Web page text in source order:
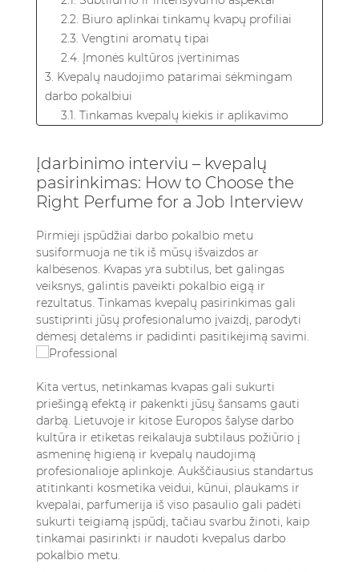
2.2. Biuro aplinkai tinkamų kvapų profiliai
2.3. Vengtini aromatų tipai
2.4. Įmonės kultūros įvertinimas
3. Kvepalų naudojimo patarimai sėkmingam
darbo pokalbiui
3.1. Tinkamas kvepalų kiekis ir aplikavimo
3.2. Laiko planavimas
3.3. Sluoksniavimo strategija
4. Dažniausios klaidos – kvepalų naudojimo
darbo pokalbiuose nepageidautini aspektai
4.1. Perdozavimas – dažniausia klaida
4.2. Netinkamų aromatų pasirinkimas
4.3. Ignoravimas įmonės kultūros ir aplinkos
4.4. Kvepalų buteliuko pasiėmimas
papildomam purškimui
4.5. Netinkamas derėjimas su kitais kvapais
5. Išvados ir rekomendacijos
6.1. 1. Kokio tipo kvepalai yra geriausi darbo
pokalbiui?
6.2. 2. Kiek kvepalų turėčiau naudoti prieš
darbo pokalbį?
6.3. 3. Ar kvepalų naudojimas darbo pokalbyje
gali sukelti neigiamą įspūdį?
6.4. 4. Ar vyrai ir moterys turėtų rinktis
skirtingus kvepalus darbo pokalbiui?
6.5. 5. Ar yra kvepalų, specialiai sukurtų
profesinei aplinkai?
Įdarbinimo interviu – kvepalų
pasirinkimas: How to Choose the
Right Perfume for a Job Interview
Pirmieji įspūdžiai darbo pokalbio metu
susiformuoja ne tik iš mūsų išvaizdos ar
kalbėsenos. Kvapas yra subtilus, bet galingas
veiksnys, galintis paveikti pokalbio eigą ir
rezultatus. Tinkamas kvepalų pasirinkimas gali
sustiprinti jūsų profesionalumo įvaizdį, parodyti
dėmesį detalėms ir padidinti pasitikėjimą savimi.
Kita vertus, netinkamas kvapas gali sukurti
priešingą efektą ir pakenkti jūsų šansams gauti
darbą. Lietuvoje ir kitose Europos šalyse darbo
kultūra ir etiketas reikalauja subtilaus požiūrio į
asmeninę higieną ir kvepalų naudojimą
profesionalioje aplinkoje. Aukščiausius standartus
atitinkanti kosmetika veidui, kūnui, plaukams ir
kvepalai, parfumerija iš viso pasaulio gali padėti
sukurti teigiamą įspūdį, tačiau svarbu žinoti, kaip
tinkamai pasirinkti ir naudoti kvepalus darbo
pokalbio metu.